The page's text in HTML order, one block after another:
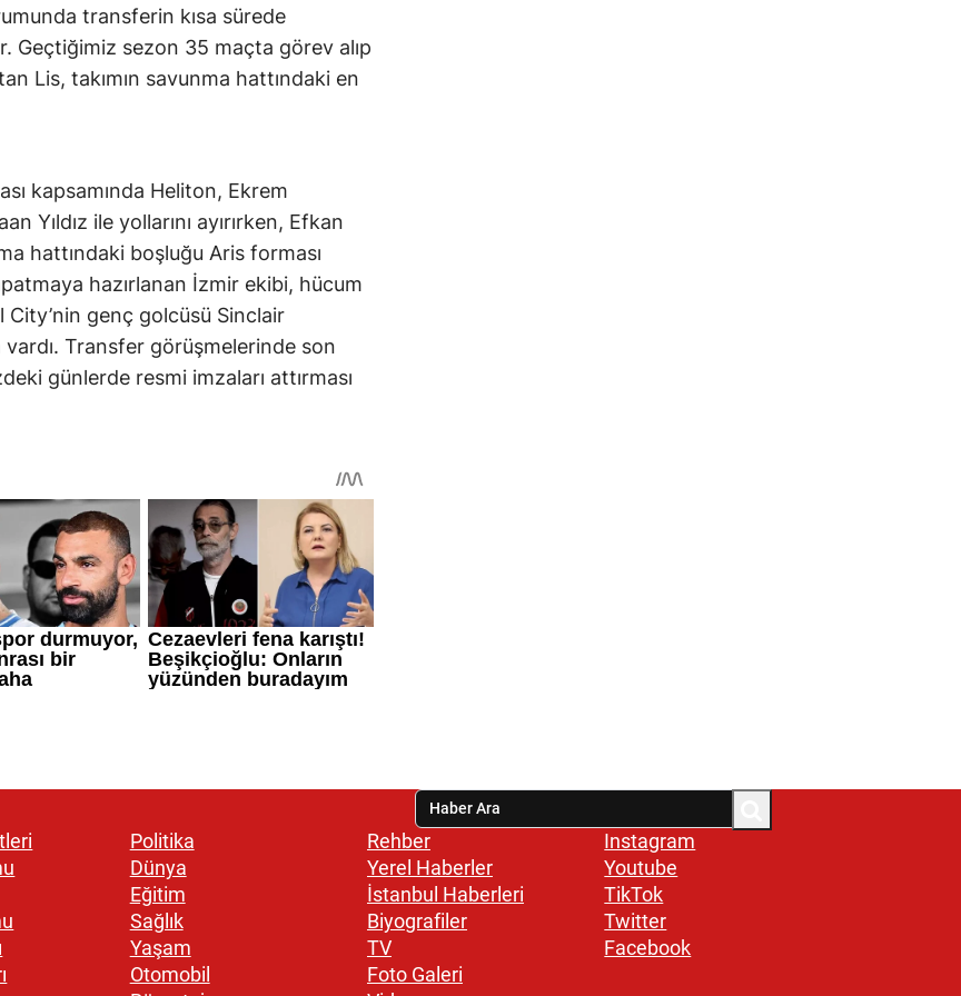
transferin kısa sürede
Geçtiğimiz sezon 35 maçta görev alıp
Lis, takımın savunma hattındaki en
kapsamında Heliton, Ekrem
Yıldız ile yollarını ayırırken, Efkan
hattındaki boşluğu Aris forması
hazırlanan İzmir ekibi, hücum
City’nin genç golcüsü Sinclair
Transfer görüşmelerinde son
günlerde resmi imzaları attırması
Politika
Dünya
Eğitim
Sağlık
Yaşam
Otomobil
Rehber
Yerel Haberler
İstanbul Haberleri
Biyografiler
TV
Foto Galeri
Instagram
Youtube
TikTok
Twitter
Facebook